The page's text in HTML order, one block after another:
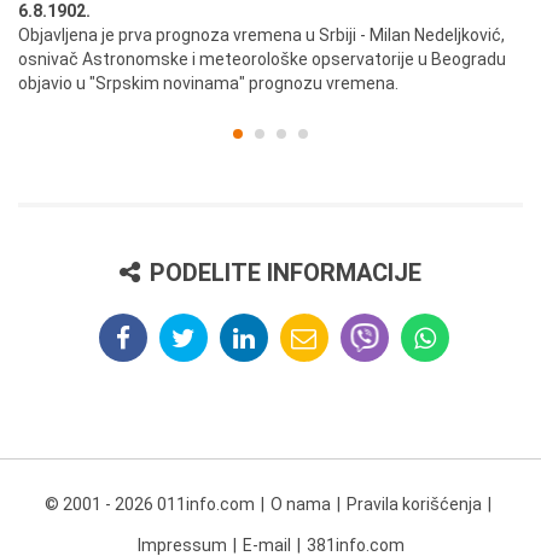
6.8.1902.
Objavljena je prva prognoza vremena u Srbiji - Milan Nedeljković,
osnivač Astronomske i meteorološke opservatorije u Beogradu
objavio u "Srpskim novinama" prognozu vremena.
PODELITE INFORMACIJE
© 2001 - 2026 011info.com O nama Pravila korišćenja
Impressum E-mail 381info.com